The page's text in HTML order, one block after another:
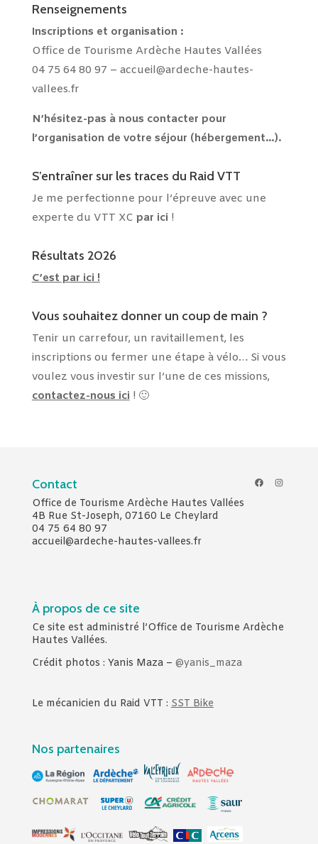
Renseignements
Inscriptions et organisation :
Office de Tourisme Ardèche Hautes Vallées
04 75 64 80 97 – accueil@ardeche-hautes-
vallees.fr
N’hésitez-pas à nous contacter pour
l’organisation de votre séjour (hébergement…).
S’entraîner sur les traces du Raid VTT
Je me perfectionne pour l’épreuve avec une
experte du VTT XC par ici !
Résultats 2026
C’est par ici !
Vous souhaitez donner un coup de main ?
Tenir un carrefour, un ravitaillement, les
inscriptions ou fermer une étape à vélo… Si vous
voulez vous investir sur l’une de ces missions,
contactez-nous ici ! 🙂
Contact
Office de Tourisme Ardèche Hautes Vallées
4B Rue St-Joseph, 07160 Le Cheylard
04 75 64 80 97
accueil@ardeche-hautes-vallees.fr
Facebook
À propos de ce site
Ce site est administré l’Office de Tourisme Ardèche
Hautes Vallées.
Crédit photos : Yanis Maza – @yanis_maza
Le mécanicien du Raid VTT :SST Bike
Nos partenaires